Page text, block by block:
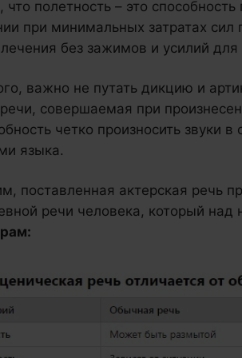
что полетность – это
при минимальных затратах
без зажимов и усилий
важно не путать дикцию и
совершаемая при
четко произносить звуки
языка.
поставленная актерская речь
речи человека, который над